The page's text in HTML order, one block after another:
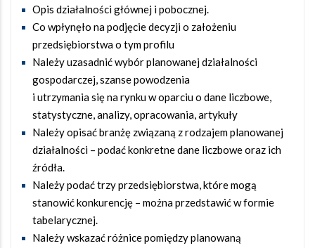
Opis działalności głównej i pobocznej.
Co wpłynęło na podjęcie decyzji o założeniu
przedsiębiorstwa o tym profilu
Należy uzasadnić wybór planowanej działalności
gospodarczej, szanse powodzenia
i utrzymania się na rynku w oparciu o dane liczbowe,
statystyczne, analizy, opracowania, artykuły
Należy opisać branżę związaną z rodzajem planowanej
działalności – podać konkretne dane liczbowe oraz ich
źródła.
Należy podać trzy przedsiębiorstwa, które mogą
stanowić konkurencję – można przedstawić w formie
tabelarycznej.
Należy wskazać różnice pomiędzy planowaną